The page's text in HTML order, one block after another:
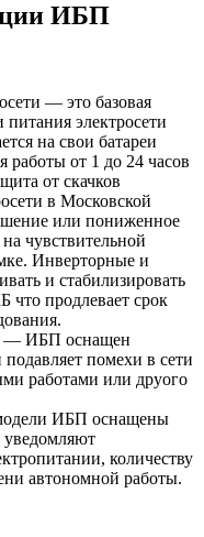
ИБП
— это базовая
электросети
на свои батареи
работы от 1 до 24 часов
от скачков
в Московской
или пониженное
чувствительной
Инверторные и
и стабилизировать
что продлевает срок
— ИБП оснащен
помехи в сети
работами или друого
ИБП оснащены
уведомляют
количеству
автономной работы.